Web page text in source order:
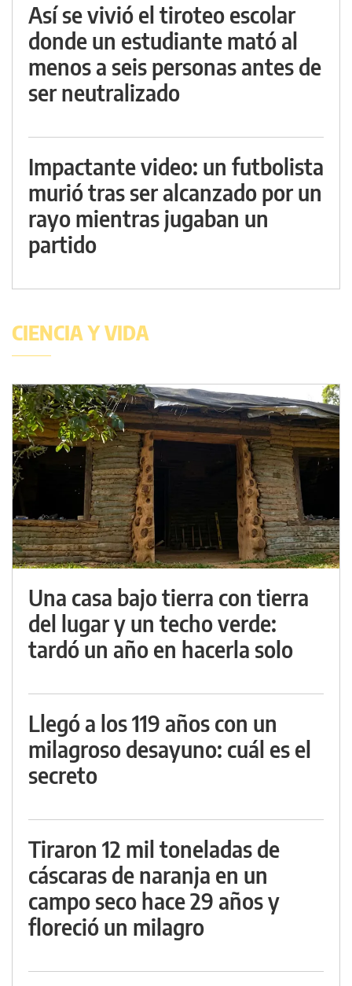
Así se vivió el tiroteo escolar
donde un estudiante mató al
menos a seis personas antes de
ser neutralizado
Impactante video: un futbolista
murió tras ser alcanzado por un
rayo mientras jugaban un
partido
CIENCIA Y VIDA
Una casa bajo tierra con tierra
del lugar y un techo verde:
tardó un año en hacerla solo
Llegó a los 119 años con un
milagroso desayuno: cuál es el
secreto
Tiraron 12 mil toneladas de
cáscaras de naranja en un
campo seco hace 29 años y
floreció un milagro